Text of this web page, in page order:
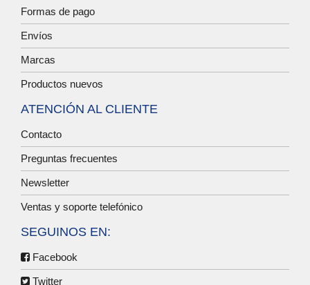
Formas de pago
Envíos
Marcas
Productos nuevos
ATENCIÓN AL CLIENTE
Contacto
Preguntas frecuentes
Newsletter
Ventas y soporte telefónico
SEGUINOS EN:
Facebook
Twitter